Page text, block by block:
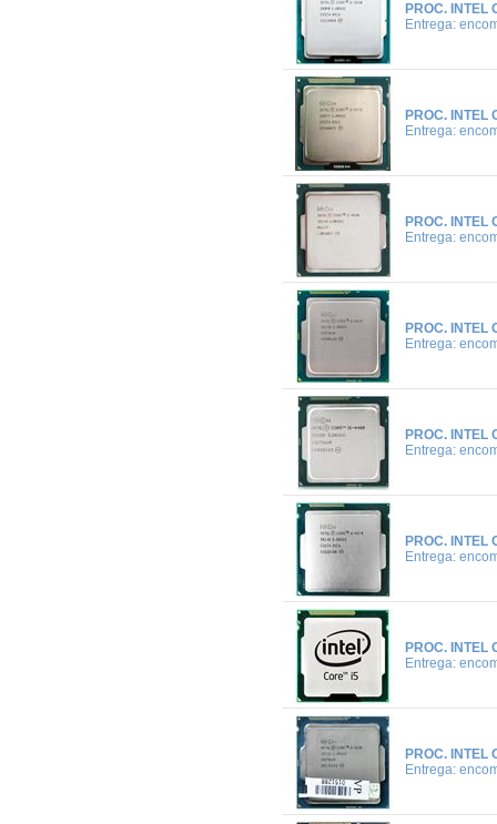
PROC. INTEL
Entrega:
PROC. INTEL
Entrega:
PROC. INTEL
Entrega:
PROC. INTEL
Entrega:
PROC. INTEL
Entrega:
PROC. INTEL
Entrega:
PROC. INTEL
Entrega:
PROC. INTEL
Entrega: